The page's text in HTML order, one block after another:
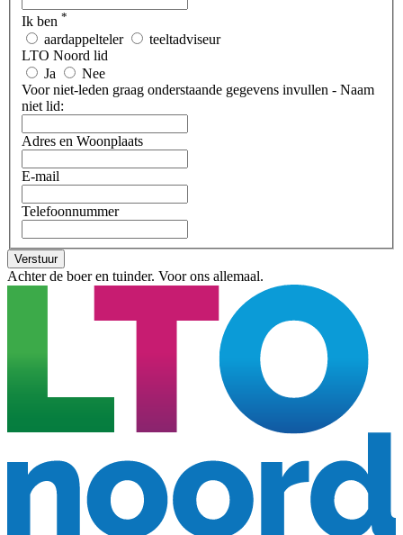
Ik ben *
aardappelteler
teeltadviseur
LTO Noord lid
Ja
Nee
Voor niet-leden graag onderstaande gegevens invullen - Naam
niet lid:
Adres en Woonplaats
E-mail
Telefoonnummer
Verstuur
Achter de boer en tuinder. Voor ons allemaal.